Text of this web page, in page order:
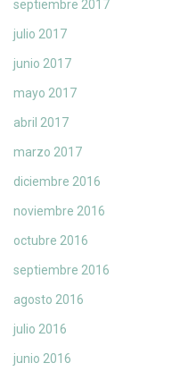
septiembre 2017
julio 2017
junio 2017
mayo 2017
abril 2017
marzo 2017
diciembre 2016
noviembre 2016
octubre 2016
septiembre 2016
agosto 2016
julio 2016
junio 2016